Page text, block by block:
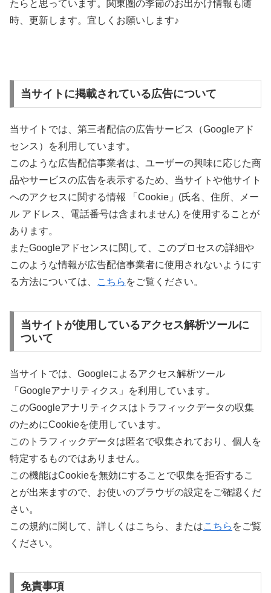
たらと思っています。関東圏の季節のお出かけ情報も随
時、更新します。宜しくお願いします♪
当サイトに掲載されている広告について
当サイトでは、第三者配信の広告サービス（Googleアド
センス）を利用しています。
このような広告配信事業者は、ユーザーの興味に応じた商
品やサービスの広告を表示するため、当サイトや他サイト
へのアクセスに関する情報 「Cookie」(氏名、住所、メー
ル アドレス、電話番号は含まれません) を使用することが
あります。
またGoogleアドセンスに関して、このプロセスの詳細や
このような情報が広告配信事業者に使用されないようにす
る方法については、
こちら をご覧ください。
当サイトが使用しているアクセス解析ツールに
ついて
当サイトでは、Googleによるアクセス解析ツール
「Googleアナリティクス」を利用しています。
このGoogleアナリティクスはトラフィックデータの収集
のためにCookieを使用しています。
このトラフィックデータは匿名で収集されており、個人を
特定するものではありません。
この機能はCookieを無効にすることで収集を拒否するこ
とが出来ますので、お使いのブラウザの設定をご確認くだ
さい。
この規約に関して、詳しくはこちら、またはこちら をご覧
ください。
免責事項